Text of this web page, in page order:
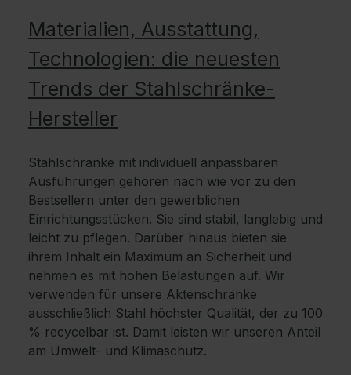
Materialien, Ausstattung,
Technologien: die neuesten
Trends der Stahlschränke-
Hersteller
Stahlschränke mit individuell anpassbaren
Ausführungen gehören nach wie vor zu den
Bestsellern unter den gewerblichen
Einrichtungsstücken. Sie sind stabil, langlebig und
leicht zu pflegen. Darüber hinaus bieten sie
ihrem Inhalt ein Maximum an Sicherheit und
nehmen es mit hohen Belastungen auf. Wir
verwenden für unsere Aktenschränke
ausschließlich Stahl höchster Qualität, der zu 100
% recycelbar ist. Damit leisten wir unseren Anteil
am Umwelt- und Klimaschutz.